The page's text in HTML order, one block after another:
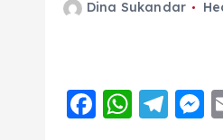
Dina Sukandar
F
W T